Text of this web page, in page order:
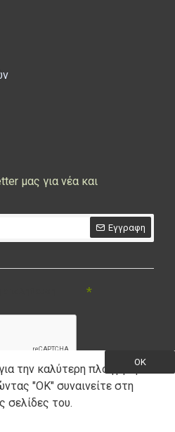
μας για νέα και
Εγγραφη
την Πολιτική Απορρήτου
OK
για την καλύτερη πλοήγηση
"ΟK" συναινείτε στη
σελίδες του.